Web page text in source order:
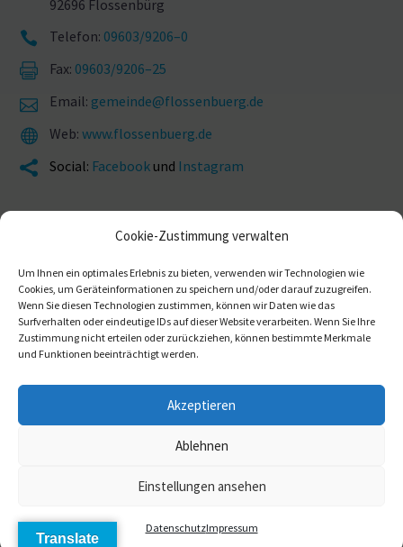
Cookie-Zustimmung verwalten
Um Ihnen ein optimales Erlebnis zu bieten, verwenden wir Technologien wie
Cookies, um Geräteinformationen zu speichern und/oder darauf zuzugreifen.
Wenn Sie diesen Technologien zustimmen, können wir Daten wie das
Surfverhalten oder eindeutige IDs auf dieser Website verarbeiten. Wenn Sie Ihre
Zustimmung nicht erteilen oder zurückziehen, können bestimmte Merkmale
und Funktionen beeinträchtigt werden.
Akzeptieren
Ablehnen
Einstellungen ansehen
Daten­schutzImpressum
92696 Flossenbürg

 Telefon: 09603/9206–0

 Fax: 09603/9206–25

 Email: gemeinde@flossenbuerg.de

 Web: www.flossenbuerg.de

 Social: Facebook und Instagram
Impressum Daten­schutz Ansprech­partner
© 2026 Gemeinde Flossenbürg
Translate